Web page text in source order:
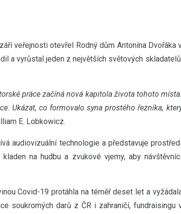
veřejnosti otevřel Rodný dům Antonína Dvořáka
a vyrůstal jeden z největších světových
práce začíná nová kapitola života tohoto místa.
Ukázat, co formovalo syna prostého řezníka,
E. Lobkowicz.
audiovizuální technologie a představuje
na hudbu a zvukové vjemy, aby
Covid-19 protáhla na téměř deset let a
soukromých darů z ČR i zahraničí, fundraisingu